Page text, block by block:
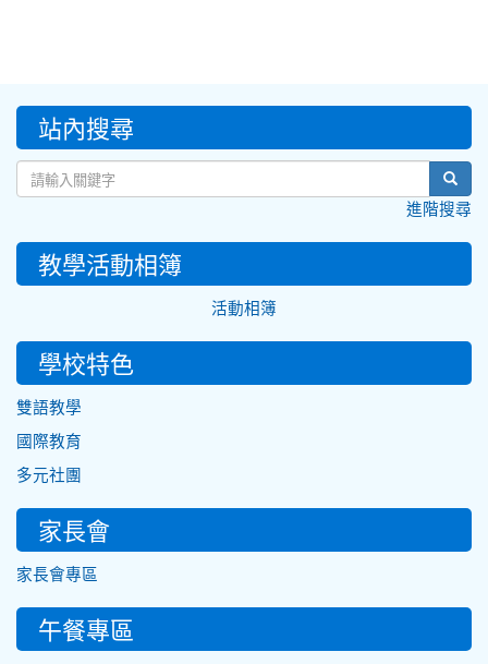
::: 站內搜尋
進階搜尋
教學活動相簿
活動相簿
學校特色
雙語教學
國際教育
多元社團
家長會
家長會專區
午餐專區